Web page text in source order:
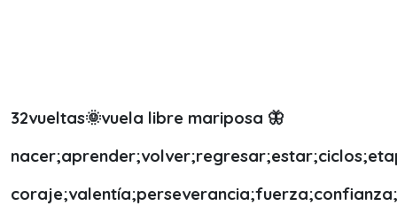
32vueltas🌞vuela libre mariposa 🦋